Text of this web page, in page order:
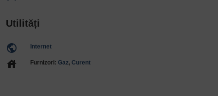
Utilități
public Internet
house Furnizori: Gaz, Curent